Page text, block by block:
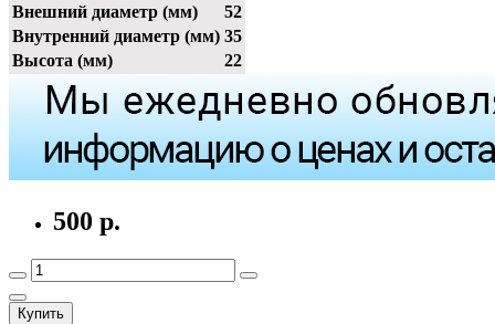
Внешний диаметр (мм)
52
Внутренний диаметр (мм) 35
Высота (мм)
22
500 р.
Купить